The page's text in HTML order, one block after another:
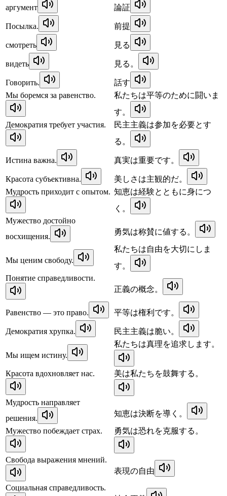
аргумент 論証
Посылка. 前提
смотреть 見る
видеть 見る。
Говорить.
話す
Мы боремся за равенство.
私たちは平等のために闘いま
す。
Демократия требует участия.
民主主義は参加を必要とす
る。
Истина важна. 真実は重要です。
Красота субъективна.
美しさは主観的だ。
Мудрость приходит с опытом. 知恵は経験とともに身につ
く。
Мужество достойно
восхищения.
勇気は称賛に値する。
Мы ценим свободу.
私たちは自由を大切にしま
す。
Понятие справедливости.
正義の概念。
Равенство — это право. 平等は権利です。
Демократия хрупка. 民主主義は脆い。
Мы ищем истину.
私たちは真理を追求します。
Красота вдохновляет нас. 美は私たちを鼓舞する。
Мудрость направляет
решения.
知恵は決断を導く。
Мужество побеждает страх.
勇気は恐れを克服する。
Свобода выражения мнений.
表現の自由
Социальная справедливость.